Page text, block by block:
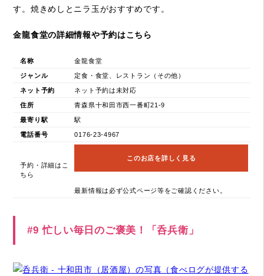
す。焼きめしとニラ玉がおすすめです。
金龍食堂の詳細情報や予約はこちら
名称 金龍食堂
ジャンル 定食・食堂、レストラン（その他）
ネット予約 ネット予約は未対応
住所 青森県十和田市西一番町21-9
最寄り駅 駅
電話番号 0176-23-4967
予約・詳細はこ
ちら
このお店を詳しく見る
最新情報は必ず公式ページ等をご確認ください。
#9 忙しい毎日のご褒美！「呑兵衛」